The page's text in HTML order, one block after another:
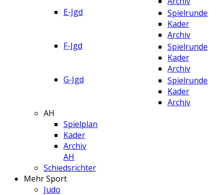
E-Jgd
Spielrunde
Kader
Archiv
F-Jgd
Spielrunde
Kader
Archiv
G-Jgd
Spielrunde
Kader
Archiv
AH
Spielplan
Kader
Archiv
AH
Schiedsrichter
Mehr Sport
Judo